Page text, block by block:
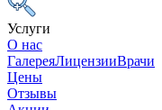
Услуги
О нас
ГалереяЛицензииВрачи
Цены
Отзывы